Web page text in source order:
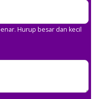
Hurup besar dan kecil